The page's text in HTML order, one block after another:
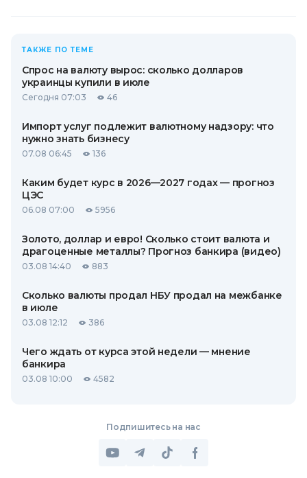
ТАКЖЕ ПО ТЕМЕ
Спрос на валюту вырос: сколько долларов
украинцы купили в июле
Сегодня 07:03 46
Импорт услуг подлежит валютному надзору: что
нужно знать бизнесу
07.08 06:45 136
Каким будет курс в 2026—2027 годах — прогноз
ЦЭС
06.08 07:00 5956
Золото, доллар и евро! Сколько стоит валюта и
драгоценные металлы? Прогноз банкира (видео)
03.08 14:40 883
Сколько валюты продал НБУ продал на межбанке
в июле
03.08 12:12 386
Чего ждать от курса этой недели — мнение
банкира
03.08 10:00 4582
Подпишитесь на нас